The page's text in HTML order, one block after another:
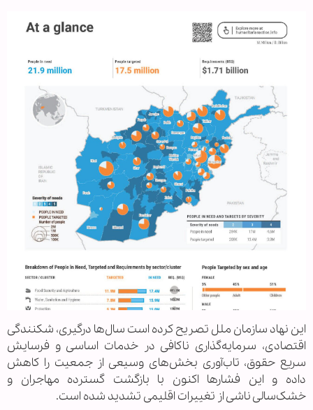
این نهاد سازمان ملل تصریح کرده است سال‌ها درگیری، شکنندگی
اقتصادی، سرمایه‌گذاری ناکافی در خدمات اساسی و فرسایش
سریع حقوق، تاب‌آوری بخش‌های وسیعی از جمعیت را کاهش
داده و این فشارها اکنون با بازگشت گسترده مهاجران و
خشک‌سالی ناشی از تغییرات اقلیمی تشدید شده است.